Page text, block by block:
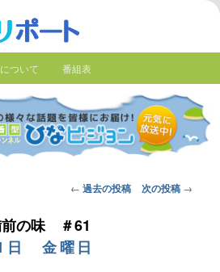
ついて 番組表
Post
← 過去の投稿 次の投稿 →
前の味 ＃61
日 金曜日